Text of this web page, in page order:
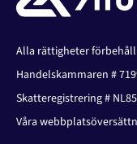
Alla rättigheter
Handelskammaren #
Skatteregistrering #
Våra